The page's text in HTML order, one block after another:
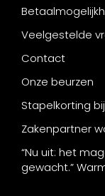
Veelgestelde
Contact
Onze beurzen
Stapelkorting
Zakenpartner
“Nu uit: het
gewacht.”